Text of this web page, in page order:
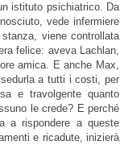
istituto psichiatrico. Da
vede infermiere
viene controllata
felice: aveva Lachlan,
amica. E anche Max,
a tutti i costi, per
e travolgente quanto
le crede? E perché
a rispondere a queste
e ricadute, inizierà